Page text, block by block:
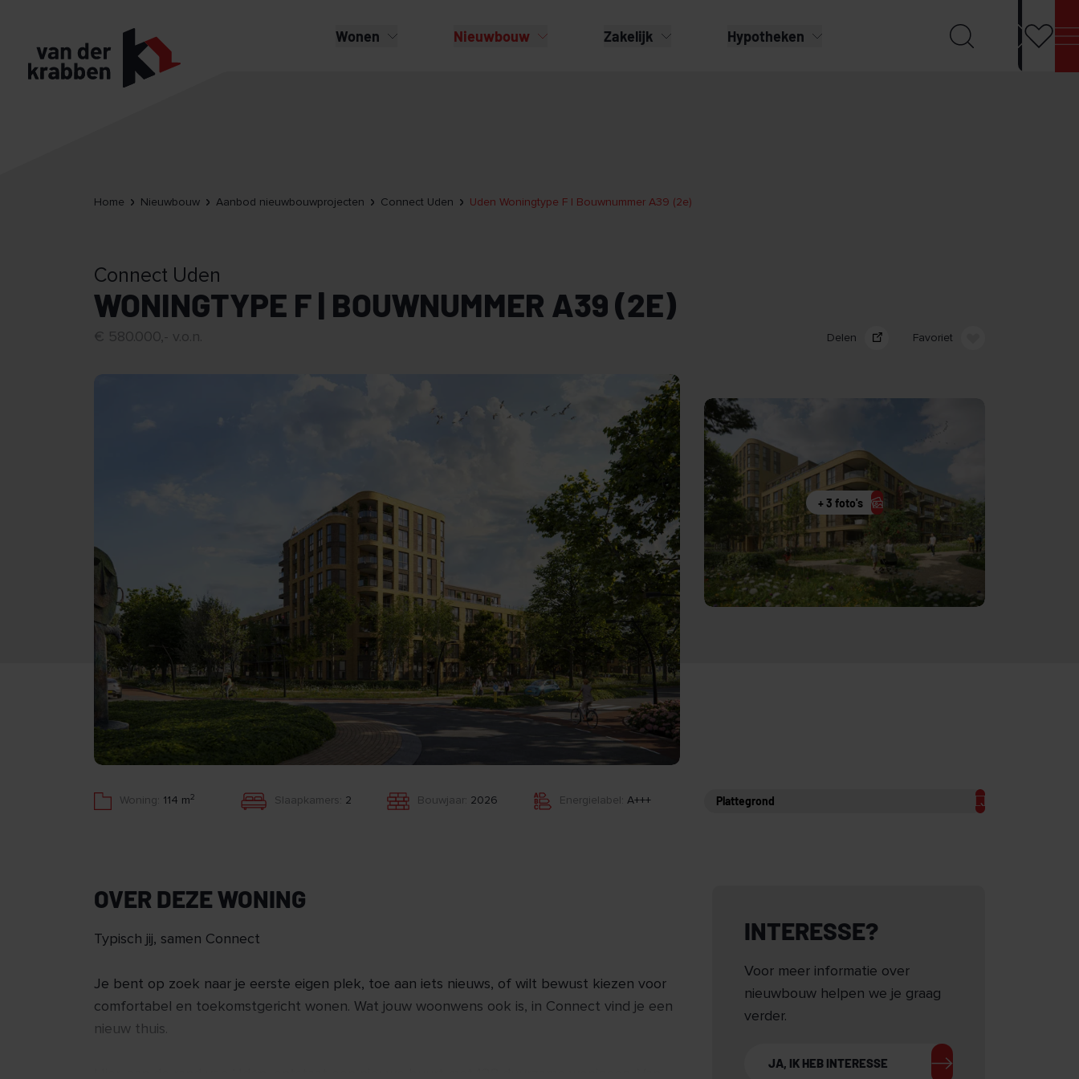
Wonen Nieuwbouw Zakelijk Hypotheken
Home Nieuwbouw Aanbod nieuwbouwprojecten Connect Uden Uden Woningtype F | Bouwnummer A39 (2e)
Connect Uden
WONINGTYPE F | BOUWNUMMER A39 (2E)
€ 580.000,- v.o.n. Delen Favoriet
+ 3 foto's
Woning: 114 m 2 Slaapkamers: 2 Bouwjaar: 2026 Energielabel: A+++ Plattegrond
OVER DEZE WONING
Typisch jij, samen Connect
Je bent op zoek naar je eerste eigen plek, toe aan iets nieuws, of wilt bewust kiezen voor
comfortabel en toekomstgericht wonen. Wat jouw woonwens ook is, in Connect vind je een
nieuw thuis.
INTERESSE?
Voor meer informatie over
nieuwbouw helpen we je graag
verder.
JA, IK HEB INTERESSE